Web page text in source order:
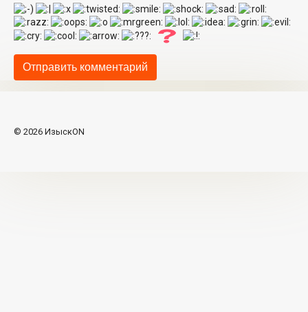
© 2026 ИзыскON